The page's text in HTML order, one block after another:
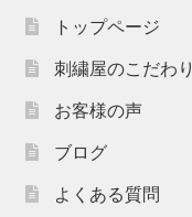
トップページ
刺繍屋のこだわり
お客様の声
ブログ
よくある質問